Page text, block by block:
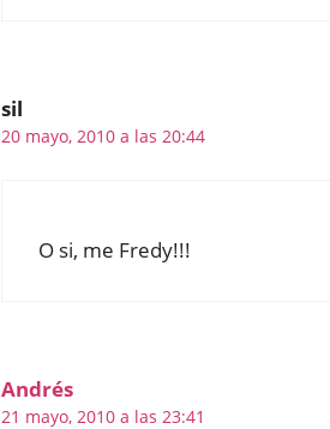
sil
20 mayo, 2010 a las 20:44
O si, me Fredy!!!
Andrés
21 mayo, 2010 a las 23:41